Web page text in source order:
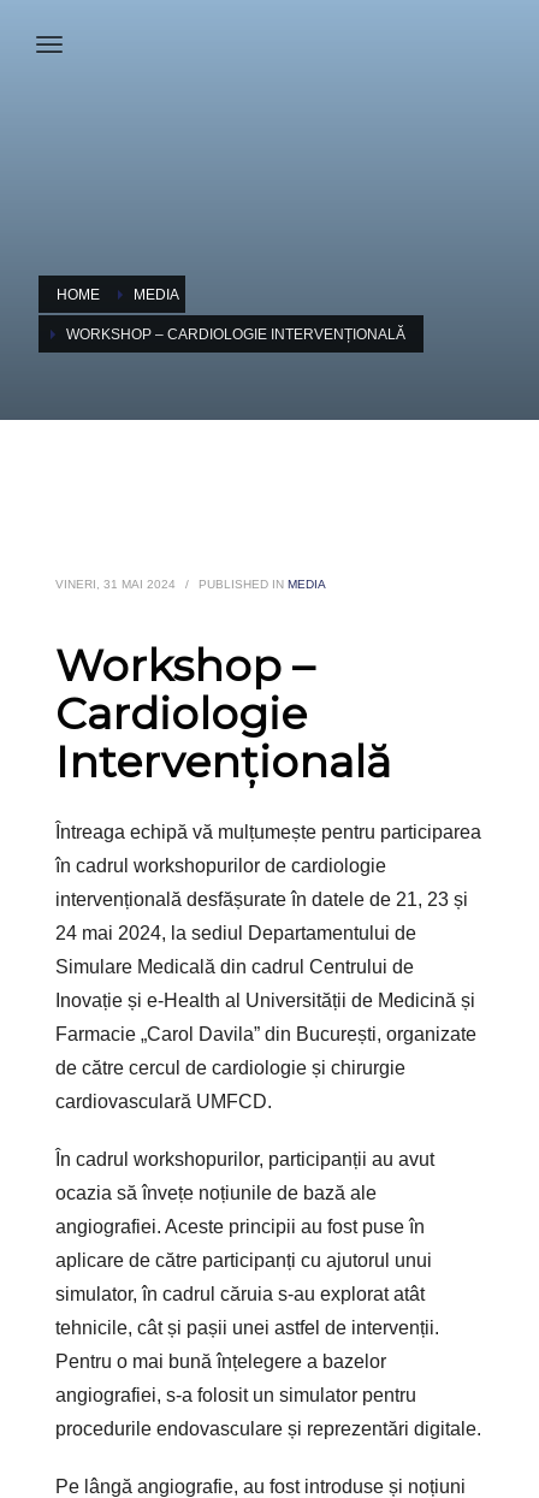
HOME MEDIA
WORKSHOP – CARDIOLOGIE INTERVENȚIONALĂ
VINERI, 31 MAI 2024 / PUBLISHED INMEDIA
Workshop –
Cardiologie
Intervențională
Întreaga echipă vă mulțumește pentru participarea
în cadrul workshopurilor de cardiologie
intervențională desfășurate în datele de 21, 23 și
24 mai 2024, la sediul Departamentului de
Simulare Medicală din cadrul Centrului de
Inovație și e-Health al Universității de Medicină și
Farmacie „Carol Davila” din București, organizate
de către cercul de cardiologie și chirurgie
cardiovasculară UMFCD.
În cadrul workshopurilor, participanții auavut
ocazia să învețe noțiunile de bază ale
angiografiei. Aceste principii au fost puse în
aplicare de către participanți cu ajutorul unui
simulator, în cadrul căruia s-au explorat atât
tehnicile, cât și pașii unei astfel de intervenții.
Pentru o mai bună înțelegere a bazelor
angiografiei, s-a folosit un simulator pentru
procedurile endovasculare și reprezentări digitale.
Pe lângă angiografie, au fost introduse și noțiuni